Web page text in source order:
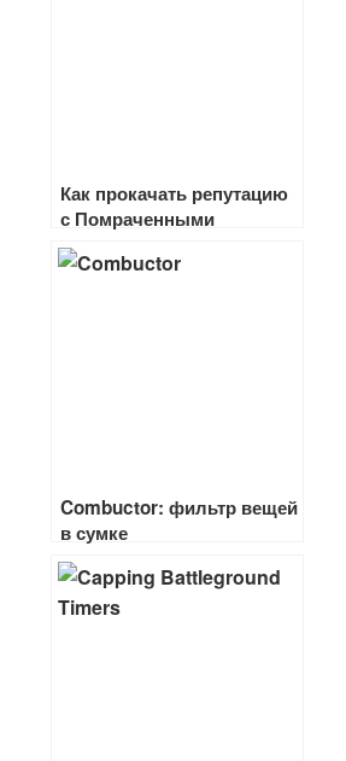
Как прокачать репутацию
с Помраченными
Combuctor: фильтр вещей
в сумке